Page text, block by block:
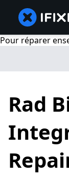
Pour réparer
Rad